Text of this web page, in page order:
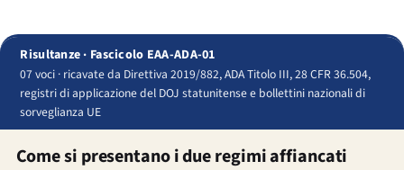
Risultanze · Fascicolo EAA-ADA-01
07 voci · ricavate da Direttiva 2019/882, ADA Titolo III, 28 CFR 36.504,
registri di applicazione del DOJ statunitense e bollettini nazionali di
sorveglianza UE
Come si presentano i due regimi affiancati